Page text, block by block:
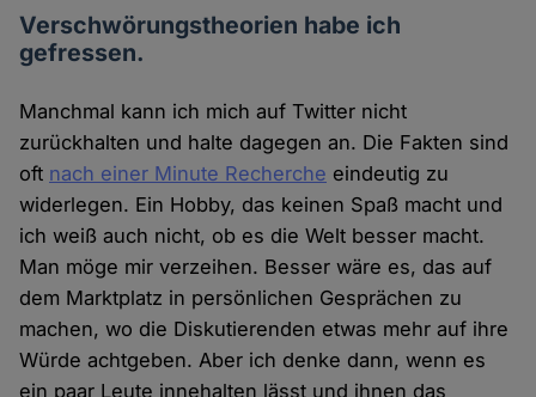
Verschwörungstheorien habe ich
gefressen.
Manchmal kann ich mich auf Twitter nicht
zurückhalten und halte dagegen an. Die Fakten sind
oft nach einer Minute Recherche eindeutig zu
widerlegen. Ein Hobby, das keinen Spaß macht und
ich weiß auch nicht, ob es die Welt besser macht.
Man möge mir verzeihen. Besser wäre es, das auf
dem Marktplatz in persönlichen Gesprächen zu
machen, wo die Diskutierenden etwas mehr auf ihre
Würde achtgeben. Aber ich denke dann, wenn es
ein paar Leute innehalten lässt und ihnen das